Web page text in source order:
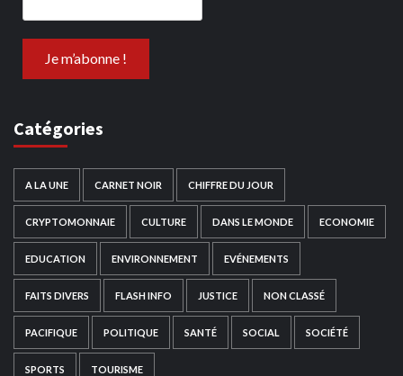
Catégories
A LA UNE CARNET NOIR CHIFFRE DU JOUR
CRYPTOMONNAIE CULTURE DANS LE MONDE ECONOMIE
EDUCATION ENVIRONNEMENT EVÉNEMENTS
FAITS DIVERS FLASH INFO JUSTICE NON CLASSÉ
PACIFIQUE POLITIQUE SANTÉ SOCIAL SOCIÉTÉ
SPORTS TOURISME